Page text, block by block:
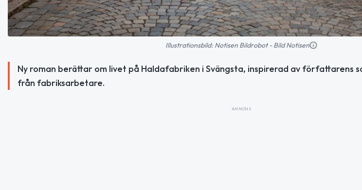
Illustrationsbild: Notisen Bildrobot - Bild Notisen
Ny roman berättar om livet på Haldafabriken i Svängsta, inspirerad av författarens
från fabriksarbetare.
ANNONS